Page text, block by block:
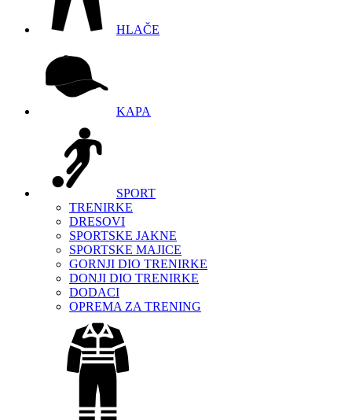
HLAČE
KAPA
SPORT
TRENIRKE
DRESOVI
SPORTSKE JAKNE
SPORTSKE MAJICE
GORNJI DIO TRENIRKE
DONJI DIO TRENIRKE
DODACI
OPREMA ZA TRENING